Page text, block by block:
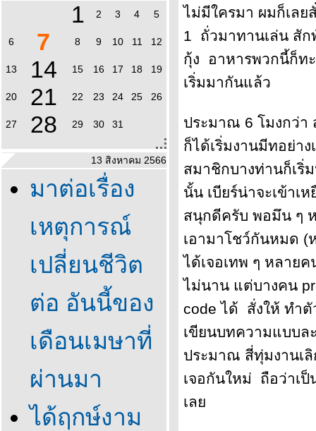
1 2 3 4 5
6 7 8 9 10 11 12
13 14 15 16 17 18 19
20 21 22 23 24 25 26
27 28 29 30 31
13 สิงหาคม 2566
มาต่อเรื่อง
เหตุการณ์
เปลี่ยนชีวิต
ต่อ อันนี้ของ
เดือนเมษาที่
ผ่านมา
ได้ฤกษ์งาม
ไม่มีใครมา ผมก็เลย
1 ถั่วมาทานเล่น สั
กุ้ง อาหารพวกนี้ก็ทะ
เริ่มมากันแล้ว
ประมาณ 6 โมงกว่า
ก็ได้เริ่มงานมีทอย่า
สมาชิกบางท่านก็เริ่
นั้น เบียร์น่าจะเข้าเ
สนุกดีครับ พอมึน ๆ
เอามาโชว์กันหมด
ได้เจอเทพ ๆ หลาย
ไม่นาน แต่บางคน
code ได้ สั่งให้ ทำตั
เขียนบทความแบบ
ประมาณ สี่ทุ่มงานเ
เจอกันใหม่ ถือว่าเป็
เล